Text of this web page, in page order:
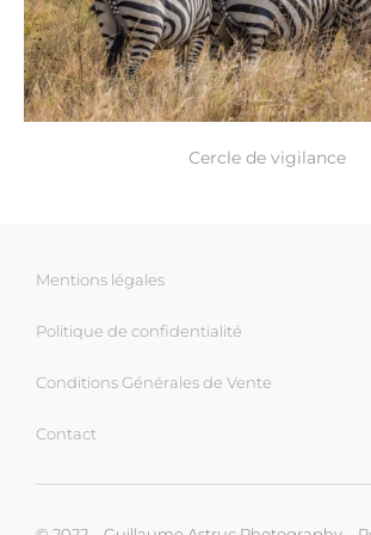
Cercle de vigilance
Mentions légales
Politique de confidentialité
Conditions Générales de Vente
Contact